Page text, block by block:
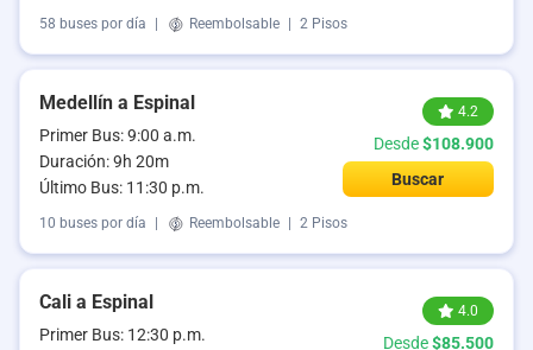
58 buses por día Reembolsable 2 Pisos
Medellín a Espinal
Primer Bus: 9:00 a.m.
Duración: 9h 20m
Último Bus: 11:30 p.m.
4.2
Desde$108.900
Buscar
10 buses por día Reembolsable 2 Pisos
Cali a Espinal
Primer Bus: 12:30 p.m.
4.0
Desde$85.500